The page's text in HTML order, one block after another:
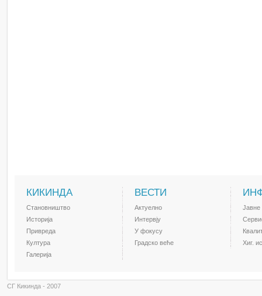
КИКИНДА
Становништво
Историја
Привреда
Култура
Галерија
ВЕСТИ
Актуелно
Интервју
У фокусу
Градско веће
Јавне
Хиг.
СГ Кикинда - 2007